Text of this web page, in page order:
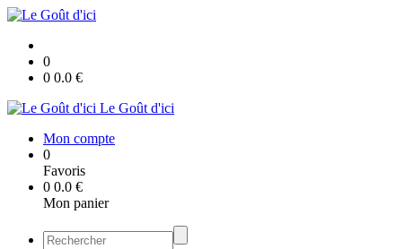
0
0 0.0 €
Le Goût d'ici
Mon compte
0
Favoris
0 0.0 €
Mon panier